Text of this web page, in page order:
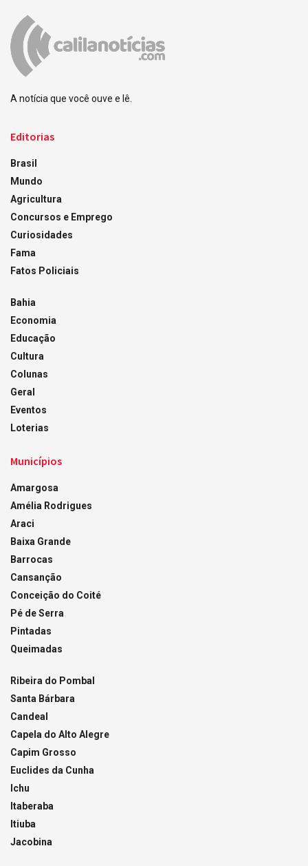
A notícia que você ouve e lê.
Editorias
Brasil
Mundo
Agricultura
Concursos e Emprego
Curiosidades
Fama
Fatos Policiais
Bahia
Economia
Educação
Cultura
Colunas
Geral
Eventos
Loterias
Municípios
Amargosa
Amélia Rodrigues
Araci
Baixa Grande
Barrocas
Cansanção
Conceição do Coité
Pé de Serra
Pintadas
Queimadas
Ribeira do Pombal
Santa Bárbara
Candeal
Capela do Alto Alegre
Capim Grosso
Euclides da Cunha
Ichu
Itaberaba
Itiuba
Jacobina